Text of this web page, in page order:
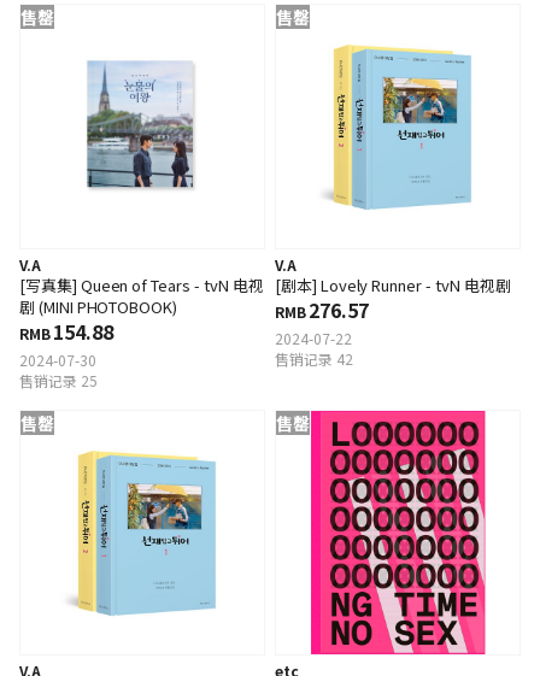
售罄
V.A
[写真集] Queen of Tears - tvN 电视
剧 (MINI PHOTOBOOK)
RMB154.88
2024-07-30
售销记录 25
售罄
V.A
[剧本] Lovely Runner - tvN 电视剧
RMB276.57
2024-07-22
售销记录 42
售罄
V.A
售罄
etc